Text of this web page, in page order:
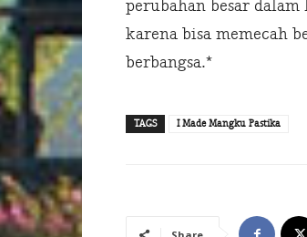
perubahan besar
karena bisa memecah
berbangsa.*
TAGS I Made Mangku Pastika